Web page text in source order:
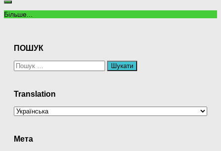
Більше...
ПОШУК
Пошук:
Translation
Мета